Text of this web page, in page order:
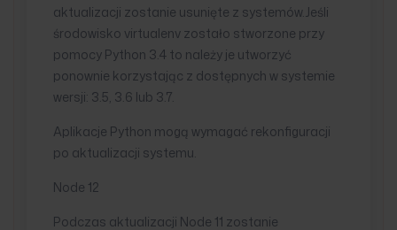
aktualizacji zostanie usunięte z systemów.Jeśli
środowisko virtualenv zostało stworzone przy
pomocy Python 3.4 to należy je utworzyć
ponownie korzystając z dostępnych w systemie
wersji: 3.5, 3.6 lub 3.7.
Aplikacje Python mogą wymagać rekonfiguracji
po aktualizacji systemu.
Node 12
Podczas aktualizacji Node 11 zostanie